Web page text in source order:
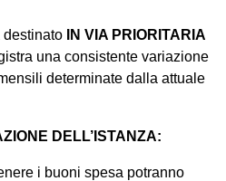
destinato
IN VIA PRIORITARIA
una consistente variazione
determinate dalla attuale
DELL’ISTANZA:
i buoni spesa potranno